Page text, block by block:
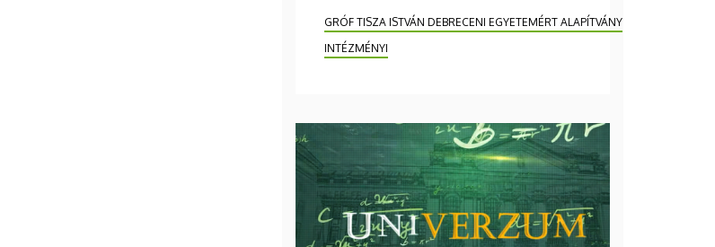
GRÓF TISZA ISTVÁN DEBRECENI EGYETEMÉRT ALAPÍTVÁNY
INTÉZMÉNYI